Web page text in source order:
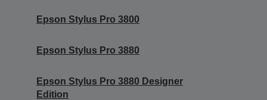
Epson Stylus Pro 3800
Epson Stylus Pro 3880
Epson Stylus Pro 3880 Designer
Edition